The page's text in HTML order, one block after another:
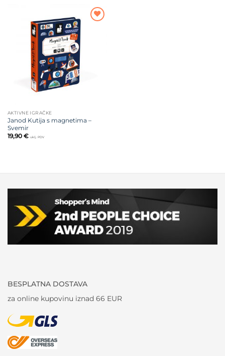
AKTIVNE IGRAČKE
Janod Kutija s magnetima –
Svemir
19,90 € uklj. PDV
BESPLATNA DOSTAVA
za online kupovinu iznad 66 EUR